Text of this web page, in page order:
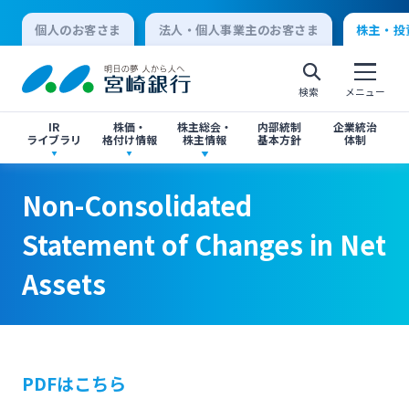
個人のお客さま 法人・個人事業主のお客さま 株主・
検索 メニュー
IR
ライブラリ
株価・
格付け情報
株主総会・
株主情報
内部統制
基本方針
企業統治
体制
決算短信
有価証券報告書・四半期報告書
IR関連ニュースリリース
投資家向け説明会資料
株価情報
格付け情報
株主総会のご案内
中間配当のご案内
Non-Consolidated Statement of Changes in
Net Assets
Non-Consolidated Statement of Changes in
Net Assets
個人向けインターネットバンキング
Non-Consolidated
Statement of Changes in Net
Assets
PDFはこちら